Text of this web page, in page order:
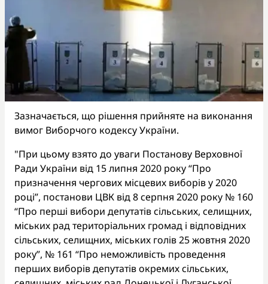
Зазначається, що рішення прийняте на виконання
вимог Виборчого кодексу України.
"При цьому взято до уваги Постанову Верховної
Ради України від 15 липня 2020 року “Про
призначення чергових місцевих виборів у 2020
році”, постанови ЦВК від 8 серпня 2020 року № 160
“Про перші вибори депутатів сільських, селищних,
міських рад територіальних громад і відповідних
сільських, селищних, міських голів 25 жовтня 2020
року”, № 161 “Про неможливість проведення
перших виборів депутатів окремих сільських,